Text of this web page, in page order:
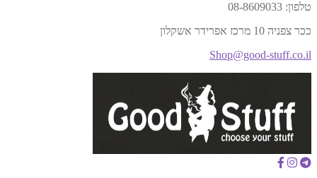
טלפון: 08-8609033
ככר צפניה 10 מרכז אפרידר אשקלון
Shop@good-stuff.co.il